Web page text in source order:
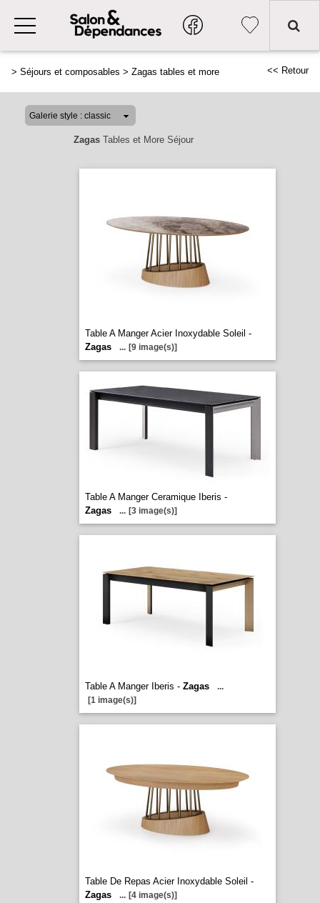
> Séjours et composables > Zagas tables et more << Retour
ZagasTables et More Séjour
Table A Manger Acier Inoxydable Soleil -
Zagas
... [9 image(s)]
Table A Manger Ceramique Iberis -
Zagas
... [3 image(s)]
Table A Manger Iberis - Zagas
...
[1 image(s)]
Table De Repas Acier Inoxydable Soleil -
Zagas
... [4 image(s)]